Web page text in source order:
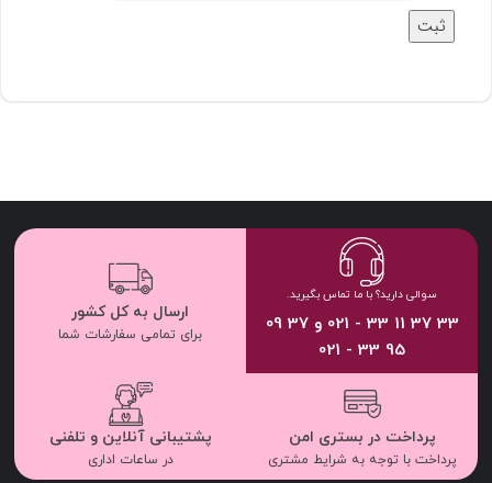
سوالی دارید؟ با ما تماس بگیرید.
33 37 11 33 - 021 و 37 09
95 33 - 021
ارسال به کل کشور
برای تمامی سفارشات شما
پرداخت در بستری امن
پرداخت با توجه به شرایط مشتری
پشتیبانی آنلاین و تلفنی
در ساعات اداری